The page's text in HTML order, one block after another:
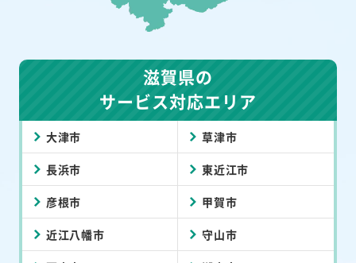
滋賀県の
サービス対応エリア
大津市 草津市
長浜市 東近江市
彦根市 甲賀市
近江八幡市 守山市